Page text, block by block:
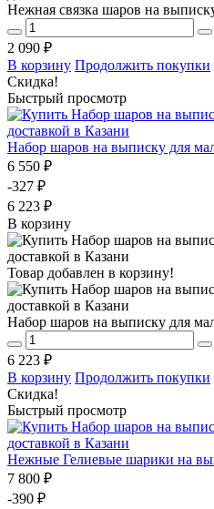
Нежная связка шаров на
2 090 ₽
В корзину Продолжить покупки
Скидка!
Быстрый просмотр
Набор шаров на выписку для
6 550 ₽
-327 ₽
6 223 ₽
В корзину
Товар добавлен в корзину!
Набор шаров на выписку для
6 223 ₽
В корзину Продолжить покупки
Скидка!
Быстрый просмотр
Нежные Гелиевые шарики на
7 800 ₽
-390 ₽